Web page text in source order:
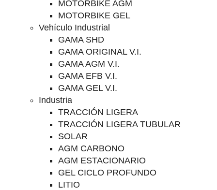
MOTORBIKE AGM
MOTORBIKE GEL
Vehículo Industrial
GAMA SHD
GAMA ORIGINAL V.I.
GAMA AGM V.I.
GAMA EFB V.I.
GAMA GEL V.I.
Industria
TRACCIÓN LIGERA
TRACCIÓN LIGERA TUBULAR
SOLAR
AGM CARBONO
AGM ESTACIONARIO
GEL CICLO PROFUNDO
LITIO